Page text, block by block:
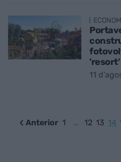
11
Anterior 1 … 12 13 14